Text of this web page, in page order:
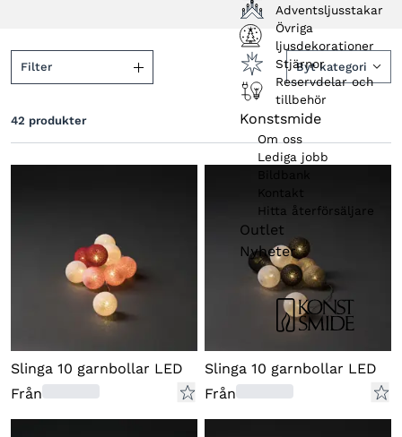
Adventsljusstakar
Övriga
ljusdekorationer
Stjärnor
Reservdelar och
tillbehör
Konstsmide
Om oss
Lediga jobb
Kontakt
Hitta återförsäljare
Outlet
Nyheter
Filter
Färg (produkt)
Kabelfärg
Byt kategori
42 produkter
Slinga 10 garnbollar LED
Från
Slinga 10 garnbollar LED
Från